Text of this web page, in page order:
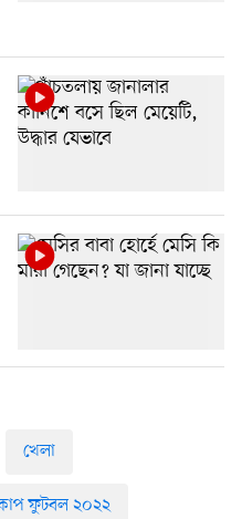
খেলা
ফুটবল ২০২২